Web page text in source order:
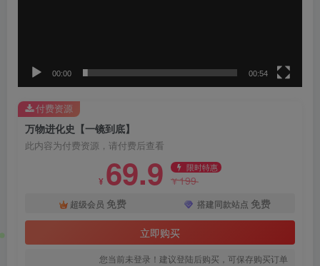
00:00 00:54
万物进化史【一镜到底】
此内容为付费资源，请付费后查看
¥ 69.9 限时特惠
¥199
超级会员 免费 搭建同款站点 免费
立即购买
您当前未登录！建议登陆后购买，可保存购买订单
付费资源